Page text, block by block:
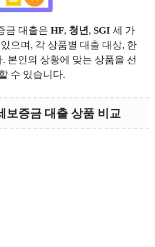
금 대출은 HF, 청년, SGI 세 가
으며, 각 상품별 대출 대상, 한
본인의 상황에 맞는 상품을 선
수 있습니다.
보증금 대출 상품 비교